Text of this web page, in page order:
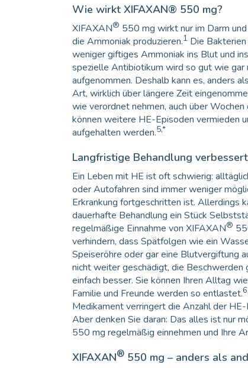
Wie wirkt XIFAXAN® 550 mg?
XIFAXAN® 550 mg wirkt nur im Darm
die Ammoniak produzieren.1 Die
weniger giftiges Ammoniak ins Blut und
spezielle Antibiotikum wird so gut wie gar
aufgenommen. Deshalb kann es, anders
Art, wirklich über längere Zeit
wie verordnet nehmen, auch über
können weitere HE-Episoden vermieden
aufgehalten werden.5,*
Langfristige Behandlung
Ein Leben mit HE ist oft schwierig:
oder Autofahren sind immer weniger
Erkrankung fortgeschritten ist. Allerdings
dauerhafte Behandlung ein Stück
regelmäßige Einnahme von XIFAXAN®
verhindern, dass Spätfolgen wie ein
Speiseröhre oder gar eine Blutvergiftung
nicht weiter geschädigt, die Beschwerden
einfach besser. Sie können Ihren Alltag
Familie und Freunde werden so entlastet.
Medikament verringert die Anzahl der HE-
Aber denken Sie daran: Das alles ist nur
550 mg regelmäßig einnehmen und Ihre
XIFAXAN® 550 mg – anders als